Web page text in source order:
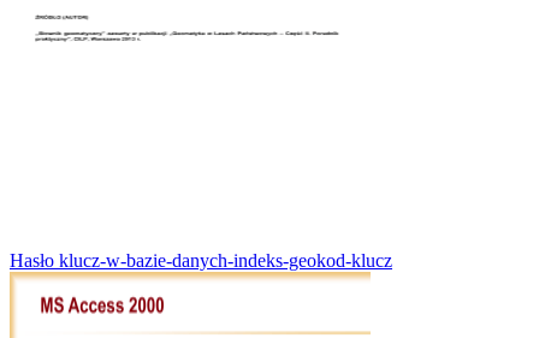
Hasło klucz-w-bazie-danych-indeks-geokod-klucz